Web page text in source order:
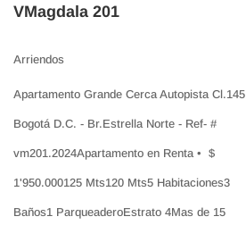
VMagdala 201
Arriendos
Apartamento Grande Cerca Autopista Cl.145
Bogotá D.C. - Br.Estrella Norte - Ref- #
vm201.2024Apartamento en Renta • $
1'950.000125 Mts120 Mts5 Habitaciones3
Baños1 ParqueaderoEstrato 4Mas de 15